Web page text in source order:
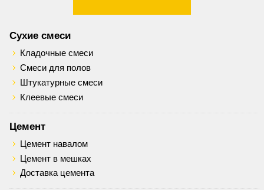
Сухие смеси
Кладочные смеси
Смеси для полов
Штукатурные смеси
Клеевые смеси
Цемент
Цемент навалом
Цемент в мешках
Доставка цемента